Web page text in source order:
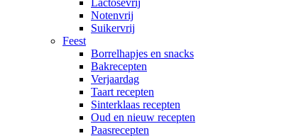
Lactosevrij
Notenvrij
Suikervrij
Feest
Borrelhapjes en snacks
Bakrecepten
Verjaardag
Taart recepten
Sinterklaas recepten
Oud en nieuw recepten
Paasrecepten